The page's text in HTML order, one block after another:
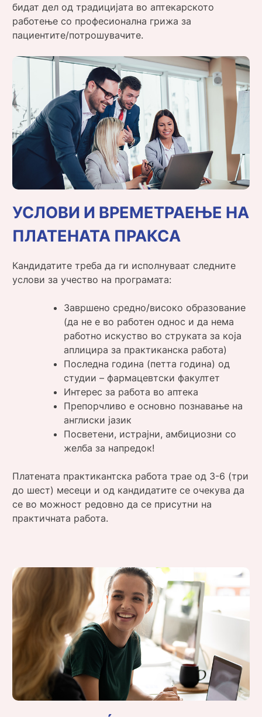
бидат дел од традицијата во аптекарското
работење со професионална грижа за
пациентите/потрошувачите.
УСЛОВИ И ВРЕМЕТРАЕЊЕ НА
ПЛАТЕНАТА ПРАКСА
Кандидатите треба да ги исполнуваат следните
услови за учество на програмата:
Завршено средно/високо образование
(да не е во работен однос и да нема
работно искуство во струката за која
аплицира за практиканска работа)
Последна година (петта година) од
студии – фармацевтски факултет
Интерес за работа во аптека
Препорчливо е основно познавање на
англиски јазик
Посветени, истрајни, амбициозни со
желба за напредок!
Платената практикантска работа трае од 3-6 (три
до шест) месеци и од кандидатите се очекува да
се во можност редовно да се присутни на
практичната работа.